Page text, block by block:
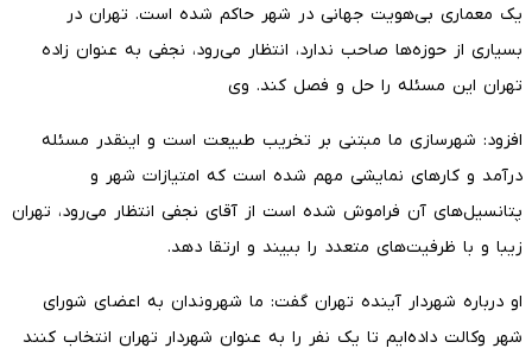
یک معماری بی‌هویت جهانی در شهر حاکم شده است. تهران در
بسیاری از حوزه‌ها صاحب ندارد، انتظار می‌رود، نجفی به عنوان زاده
تهران این مسئله را حل و فصل کند. وی
افزود: شهرسازی ما مبتنی بر تخریب طبیعت است و اینقدر مسئله
درآمد و کارهای نمایشی مهم شده است که امتیازات شهر و
پتانسیل‌های آن فراموش شده است از آقای نجفی انتظار می‌رود، تهران
زیبا و با ظرفیت‌های متعدد را ببیند و ارتقا دهد.
او درباره شهردار آینده تهران گفت: ما شهروندان به اعضای شورای
شهر وکالت داده‌ایم تا یک نفر را به عنوان شهردار تهران انتخاب کنند